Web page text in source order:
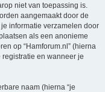
niet van toepassing is.
aangemaakt door de
informatie verzamelen door
als een anonieme
op “Hamforum.nl” (hierna
registratie en wanneer je
naam (hierna “je